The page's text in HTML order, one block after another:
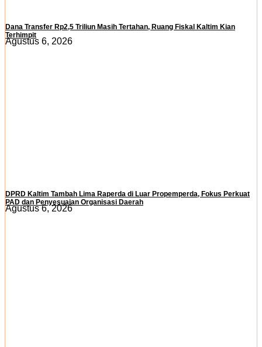
Dana Transfer Rp2,5 Triliun Masih Tertahan, Ruang Fiskal Kaltim Kian
Terhimpit
Agustus 6, 2026
DPRD Kaltim Tambah Lima Raperda di Luar Propemperda, Fokus Perkuat
PAD dan Penyesuaian Organisasi Daerah
Agustus 6, 2026